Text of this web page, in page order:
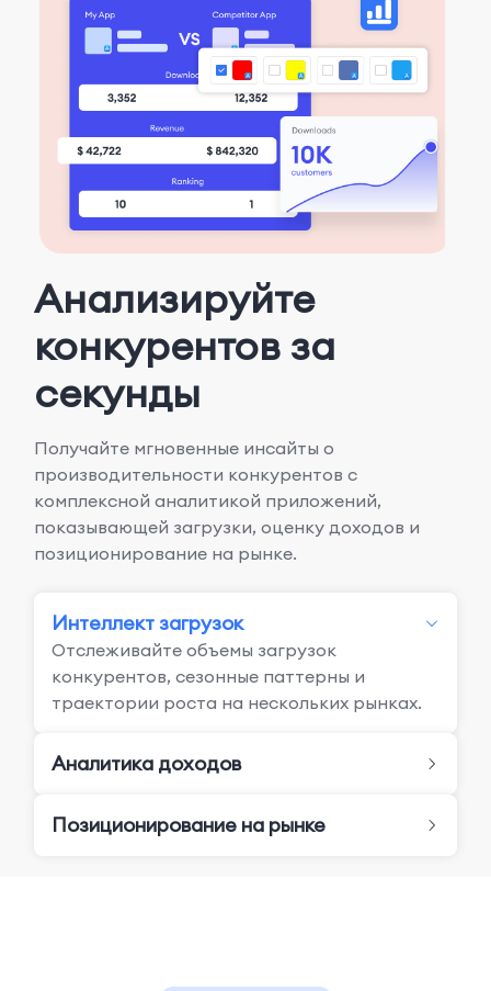
Анализируйте
конкурентов за
секунды
Получайте мгновенные инсайты о
производительности конкурентов с
комплексной аналитикой приложений,
показывающей загрузки, оценку доходов и
позиционирование на рынке.
Интеллект загрузок
Отслеживайте объемы загрузок
конкурентов, сезонные паттерны и
траектории роста на нескольких рынках.
Аналитика доходов
Позиционирование на рынке